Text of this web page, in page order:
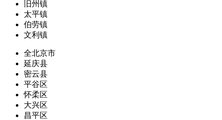
旧州镇
太平镇
伯劳镇
文利镇
全北京市
延庆县
密云县
平谷区
怀柔区
大兴区
昌平区